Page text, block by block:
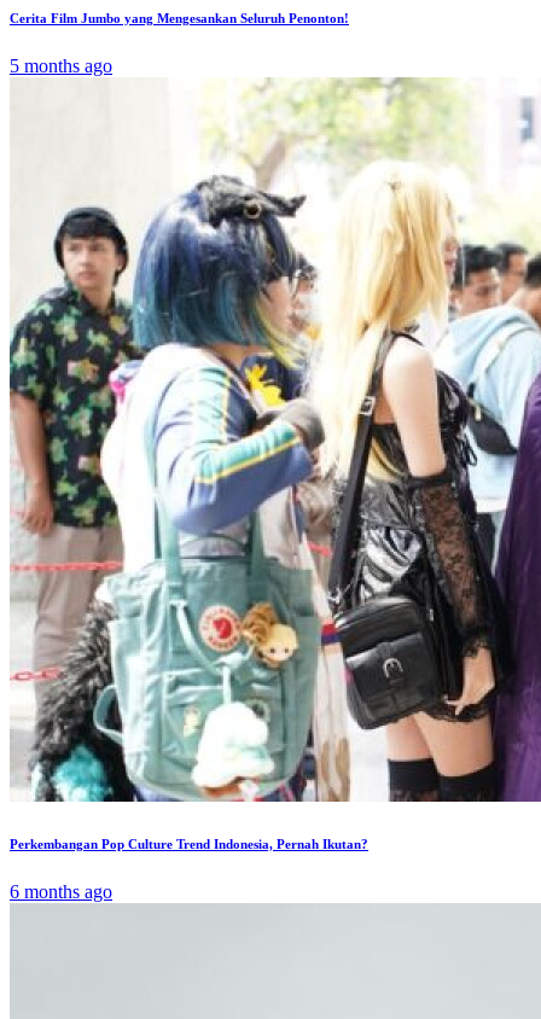
Cerita Film Jumbo yang Mengesankan Seluruh Penonton!
5 months ago
Perkembangan Pop Culture Trend Indonesia, Pernah Ikutan?
6 months ago